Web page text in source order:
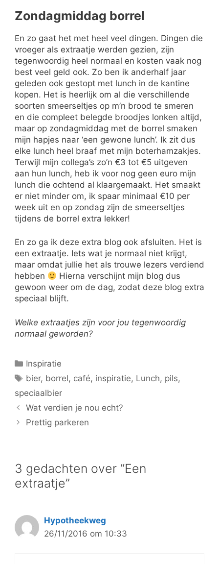
Zondagmiddag borrel
En zo gaat het met heel veel dingen. Dingen die
vroeger als extraatje werden gezien, zijn
tegenwoordig heel normaal en kosten vaak nog
best veel geld ook. Zo ben ik anderhalf jaar
geleden ook gestopt met lunch in de kantine
kopen. Het is heerlijk om al die verschillende
soorten smeerseltjes op m’n brood te smeren
en die compleet belegde broodjes lonken altijd,
maar op zondagmiddag met de borrel smaken
mijn hapjes naar ‘een gewone lunch’. Ik zit dus
elke lunch heel braaf met mijn boterhamzakjes.
Terwijl mijn collega’s zo’n €3 tot €5 uitgeven
aan hun lunch, heb ik voor nog geen euro mijn
lunch die ochtend al klaargemaakt. Het smaakt
er niet minder om, ik spaar minimaal €10 per
week uit en op zondag zijn de smeerseltjes
tijdens de borrel extra lekker!
En zo ga ik deze extra blog ook afsluiten. Het is
een extraatje. Iets wat je normaal niet krijgt,
maar omdat jullie het als trouwe lezers verdiend
hebben
Hierna verschijnt mijn blog dus
gewoon weer om de dag, zodat deze blog extra
speciaal blijft.
Welke extraatjes zijn voor jou tegenwoordig
normaal geworden?
Categorieën
Inspiratie
Tags
bier, borrel, café, inspiratie, Lunch, pils,
speciaalbier
Wat verdien je nou echt?
Prettig parkeren
3 gedachten over “Een
extraatje”
Hypotheekweg
26/11/2016 om 10:33